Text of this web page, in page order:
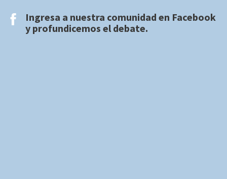
Ingresa a nuestra comunidad en Facebook
y profundicemos el debate.